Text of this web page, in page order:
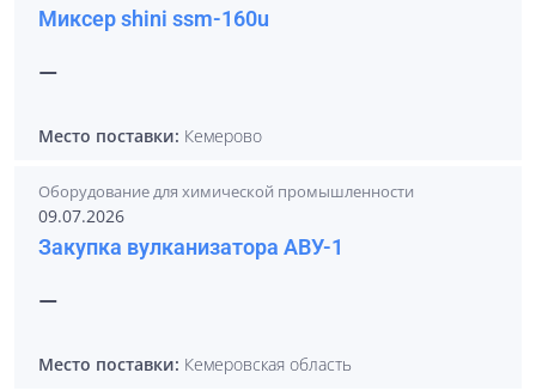
Миксер shini ssm-160u
—
Место поставки: Кемерово
Оборудование для химической промышленности
09.07.2026
Закупка вулканизатора АВУ-1
—
Место поставки: Кемеровская область